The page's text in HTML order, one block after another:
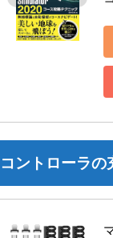
コントローラの